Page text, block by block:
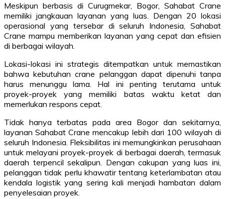
Meskipun berbasis di Curugmekar, Bogor, Sahabat Crane
memiliki jangkauan layanan yang luas. Dengan 20 lokasi
operasional yang tersebar di seluruh Indonesia, Sahabat
Crane mampu memberikan layanan yang cepat dan efisien
di berbagai wilayah.
Lokasi-lokasi ini strategis ditempatkan untuk memastikan
bahwa kebutuhan crane pelanggan dapat dipenuhi tanpa
harus menunggu lama. Hal ini penting terutama untuk
proyek-proyek yang memiliki batas waktu ketat dan
memerlukan respons cepat.
Tidak hanya terbatas pada area Bogor dan sekitarnya,
layanan Sahabat Crane mencakup lebih dari 100 wilayah di
seluruh Indonesia. Fleksibilitas ini memungkinkan perusahaan
untuk melayani proyek-proyek di berbagai daerah, termasuk
daerah terpencil sekalipun. Dengan cakupan yang luas ini,
pelanggan tidak perlu khawatir tentang keterlambatan atau
kendala logistik yang sering kali menjadi hambatan dalam
penyelesaian proyek.